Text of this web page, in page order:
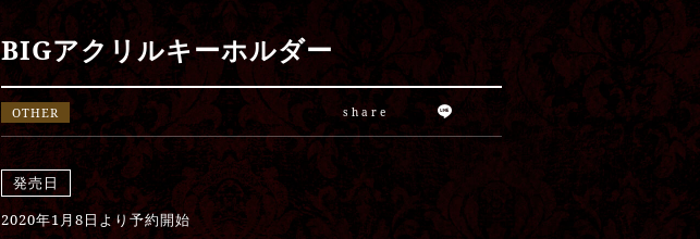
BIGアクリルキーホルダー
OTHER share
発売日
2020年1月8日より予約開始